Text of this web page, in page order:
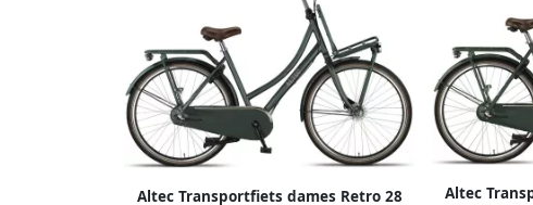
Altec Transportfiets dames Retro 28
Altec